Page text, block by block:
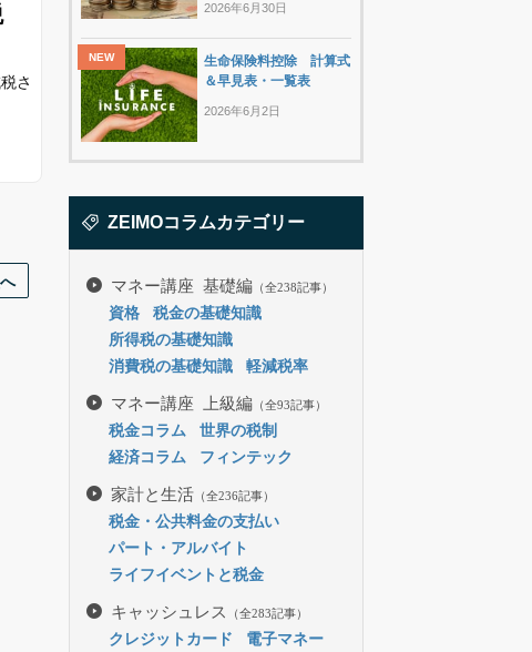
さ
2026年6月30日
生命保険料控除 計算式
＆早見表・一覧表
2026年6月2日
ZEIMOコラムカテゴリー
マネー講座 基礎編 （全238記事）
資格
税金の基礎知識
所得税の基礎知識
消費税の基礎知識
軽減税率
マネー講座 上級編 （全93記事）
税金コラム
世界の税制
経済コラム
フィンテック
家計と生活 （全236記事）
税金・公共料金の支払い
パート・アルバイト
ライフイベントと税金
キャッシュレス （全283記事）
クレジットカード
電子マネー